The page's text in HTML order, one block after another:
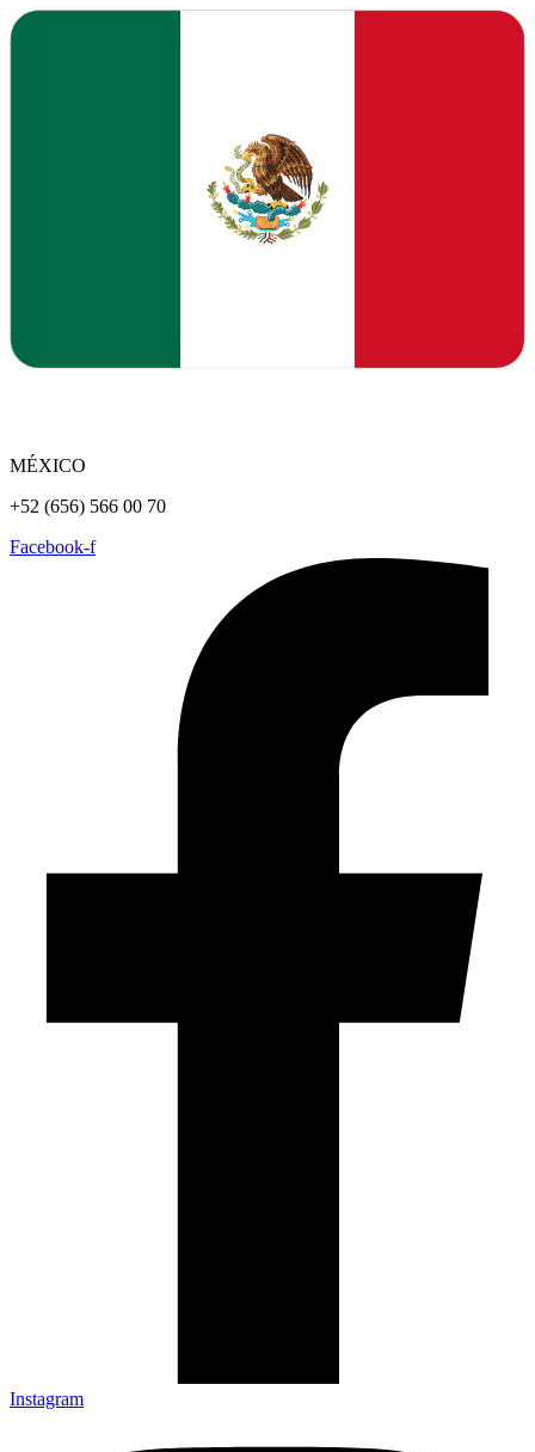
MÉXICO
+52 (656) 566 00 70
Facebook-f
Instagram